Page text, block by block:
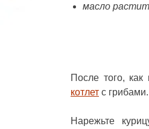
масло
После того,
котлет с грибами.
Нарежьте